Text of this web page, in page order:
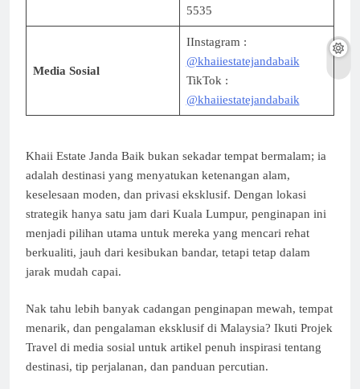
5535
Media Sosial
IInstagram :
@khaiiestatejandabaik
TikTok :
@khaiiestatejandabaik
Khaii Estate Janda Baik bukan sekadar tempat bermalam; ia
adalah destinasi yang menyatukan ketenangan alam,
keselesaan moden, dan privasi eksklusif. Dengan lokasi
strategik hanya satu jam dari Kuala Lumpur, penginapan ini
menjadi pilihan utama untuk mereka yang mencari rehat
berkualiti, jauh dari kesibukan bandar, tetapi tetap dalam
jarak mudah capai.
Nak tahu lebih banyak cadangan penginapan mewah, tempat
menarik, dan pengalaman eksklusif di Malaysia? Ikuti Projek
Travel di media sosial untuk artikel penuh inspirasi tentang
destinasi, tip perjalanan, dan panduan percutian.